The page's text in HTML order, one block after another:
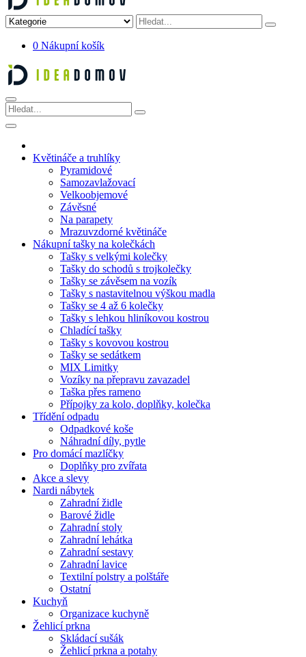
0 Nákupní košík
Květináče a truhlíky
Pyramidové
Samozavlažovací
Velkoobjemové
Závěsné
Na parapety
Mrazuvzdorné květináče
Nákupní tašky na kolečkách
Tašky s velkými kolečky
Tašky do schodů s trojkolečky
Tašky se závěsem na vozík
Tašky s nastavitelnou výškou madla
Tašky se 4 až 6 kolečky
Tašky s lehkou hliníkovou kostrou
Chladící tašky
Tašky s kovovou kostrou
Tašky se sedátkem
MIX Limitky
Vozíky na přepravu zavazadel
Taška přes rameno
Přípojky za kolo, doplňky, kolečka
Třídění odpadu
Odpadkové koše
Náhradní díly, pytle
Pro domácí mazlíčky
Doplňky pro zvířata
Akce a slevy
Nardi nábytek
Zahradní židle
Barové židle
Zahradní stoly
Zahradní lehátka
Zahradní sestavy
Zahradní lavice
Textilní polstry a polštáře
Ostatní
Kuchyň
Organizace kuchyně
Žehlicí prkna
Skládací sušák
Žehlicí prkna a potahy